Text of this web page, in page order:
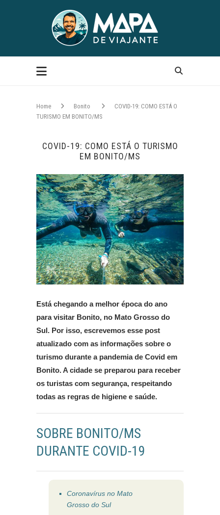
Home Bonito
COVID-19: COMO ESTÁ O
TURISMO EM BONITO/MS
COVID-19: COMO ESTÁ O TURISMO
EM BONITO/MS
Está chegando a melhor época do ano
para visitar Bonito, no Mato Grosso do
Sul. Por isso, escrevemos esse post
atualizado com as informações sobre o
turismo durante a pandemia de Covid em
Bonito. A cidade se preparou para receber
os turistas com segurança, respeitando
todas as regras de higiene e saúde.
SOBRE BONITO/MS
DURANTE COVID-19
Coronavírus no Mato
Grosso do Sul